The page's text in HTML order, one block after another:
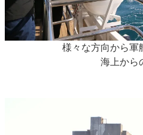
様々な方向から軍
海上から